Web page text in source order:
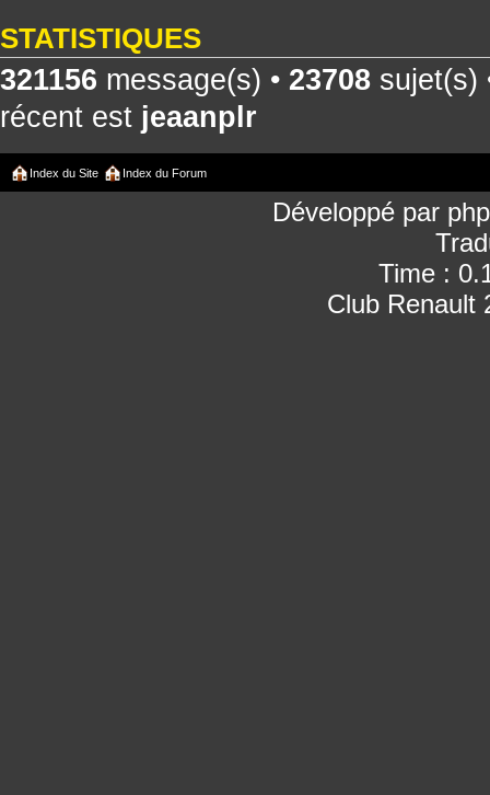
STATISTIQUES
321156 message(s) • 23708 sujet(s)
récent est jeaanplr
Index du Site Index du Forum
Développé par
Time :
Club Renault